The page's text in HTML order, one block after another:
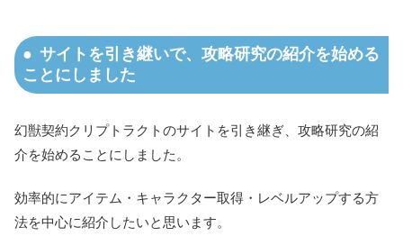
サイトを引き継いで、攻略研究の紹介を始める
ことにしました
幻獣契約クリプトラクトのサイトを引き継ぎ、攻略研究の紹
介を始めることにしました。
効率的にアイテム・キャラクター取得・レベルアップする方
法を中心に紹介したいと思います。